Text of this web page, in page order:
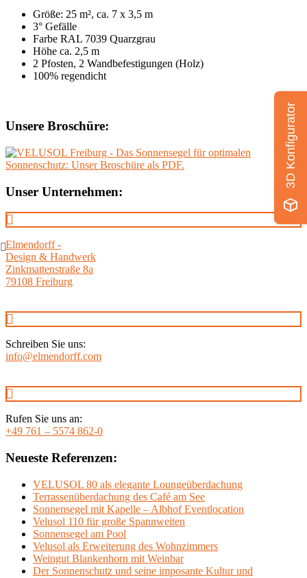
Größe: 25 m², ca. 7 x 3,5 m
3° Gefälle
Farbe RAL 7039 Quarzgrau
Höhe ca. 2,5 m
2 Pfosten, 2 Wandbefestigungen (Holz)
100% regendicht
Unsere Broschüre:
Unser Unternehmen:
Elmendorff -
Design & Handwerk
Zinkmattenstraße 8a
79108 Freiburg
Schreiben Sie uns:
info@elmendorff.com
Rufen Sie uns an:
+49 761 – 5574 862-0
Neueste Referenzen:
VELUSOL 80 als elegante Loungeüberdachung
Terrassenüberdachung des Café am See
Sonnensegel mit Kapelle – Albhof Eventlocation
Velusol 110 für große Spannweiten
Sonnensegel am Pool
Velusol als Erweiterung des Wohnzimmers
Weingut Blankenhorn mit Weinbar
Der Sonnenschutz und seine imposante Kultur und
3D Konfigurator